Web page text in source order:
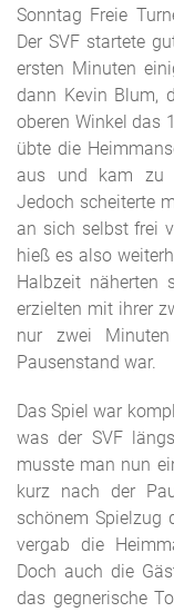
Sonntag Freie
Der SVF startete
ersten Minuten
dann Kevin Blum,
oberen Winkel das
übte die
aus und kam zu
Jedoch scheiterte
an sich selbst frei
hieß es also
Halbzeit näherten
erzielten mit ihrer
nur zwei
Pausenstand war.
Das Spiel war
was der SVF
musste man nun
kurz nach der
schönem Spielzug
vergab die
Doch auch die
das gegnerische